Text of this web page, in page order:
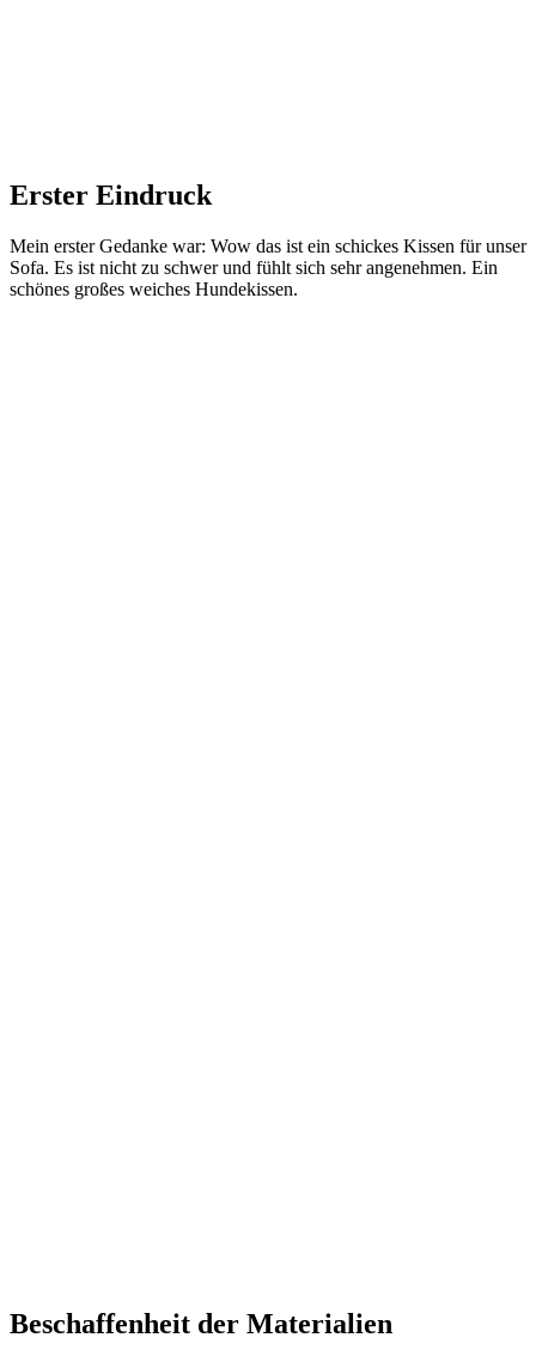
Erster Eindruck
Mein erster Gedanke war: Wow das ist ein schickes Kissen für unser
Sofa. Es ist nicht zu schwer und fühlt sich sehr angenehmen. Ein
schönes großes weiches Hundekissen.
Beschaffenheit der Materialien